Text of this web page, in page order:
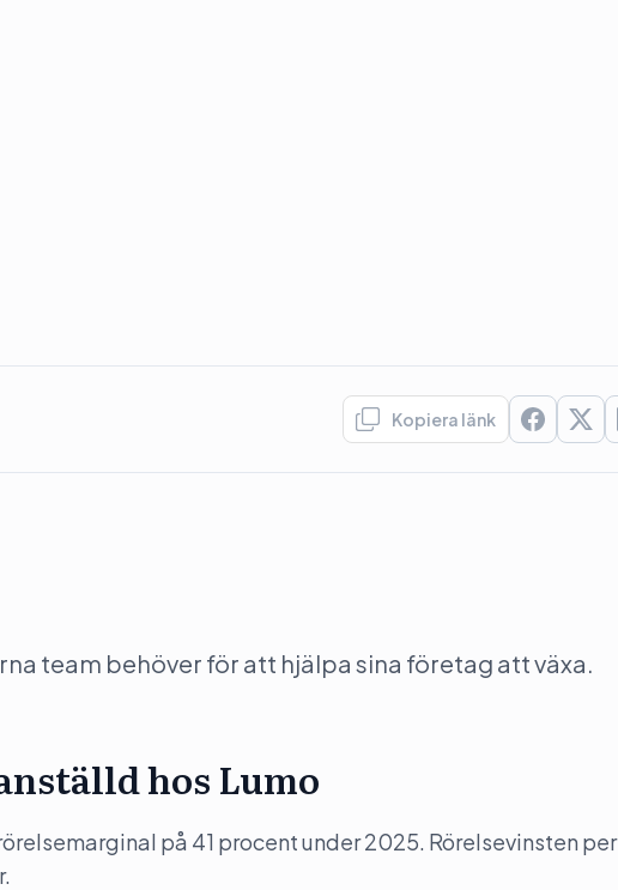
Kopiera länk
team behöver för att hjälpa sina företag att växa.
hos Lumo
på 41 procent under 2025. Rörelsevinsten per